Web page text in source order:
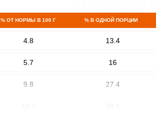
% ОТ НОРМЫ В 100 Г % В ОДНОЙ ПОРЦИИ
4.8 13.4
5.7 16
9.8 27.4